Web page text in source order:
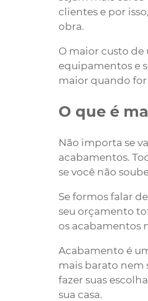
clientes e por
obra.
O maior custo
equipamentos e
maior quando for
O que é
Não importa se
acabamentos.
se você não
Se formos falar
seu orçamento
os acabamentos
Acabamento é
mais barato nem
fazer suas
sua casa.